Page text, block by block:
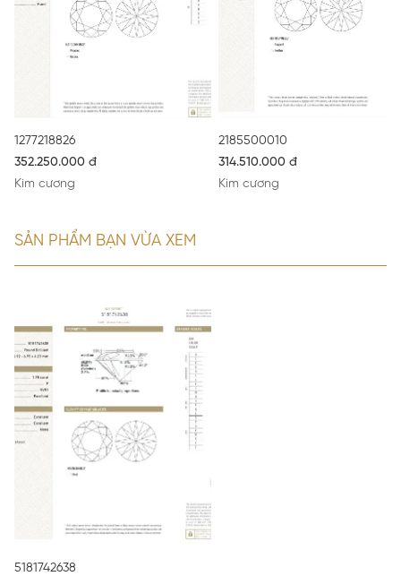
1277218826
352.250.000 đ
Kim cương
2185500010
314.510.000 đ
Kim cương
SẢN PHẨM BẠN VỪA XEM
5181742638